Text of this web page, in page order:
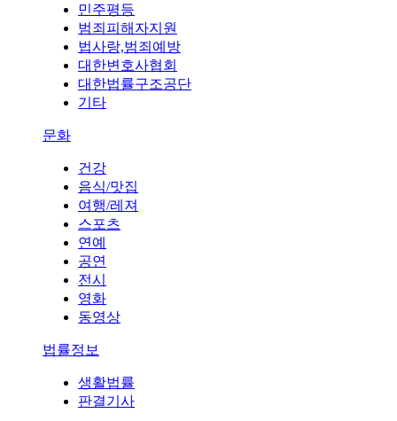
민주평등
범죄피해자지원
법사랑,범죄예방
대한변호사협회
대한법률구조공단
기타
문화
건강
음식/맛집
여행/레져
스포츠
연예
공연
전시
영화
동영상
법률정보
생활법률
판결기사